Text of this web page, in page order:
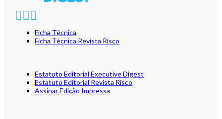
Ficha Técnica
Ficha Técnica Revista Risco
Estatuto Editorial Executive Digest
Estatuto Editorial Revista Risco
Assinar Edição Impressa